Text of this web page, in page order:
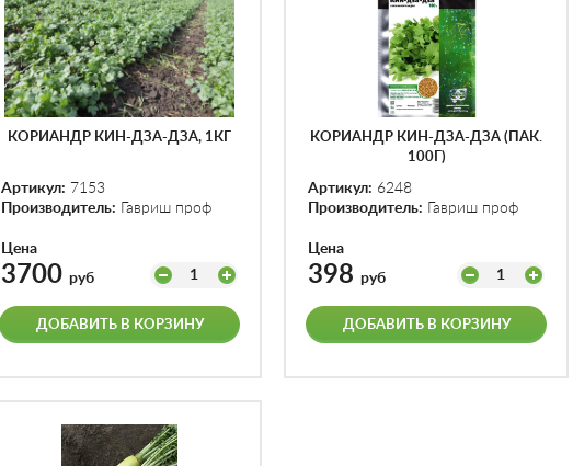
КОРИАНДР КИН-ДЗА-ДЗА, 1КГ
Артикул: 7153
Производитель: Гавриш проф
Цена
3700 руб 1
ДОБАВИТЬ В КОРЗИНУ
КОРИАНДР КИН-ДЗА-ДЗА (ПАК.
100Г)
Артикул: 6248
Производитель: Гавриш проф
Цена
398 руб 1
ДОБАВИТЬ В КОРЗИНУ